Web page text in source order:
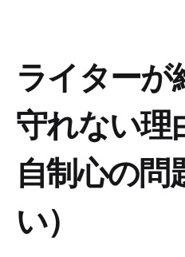
ライターが
守れない理
自制心の問
い）